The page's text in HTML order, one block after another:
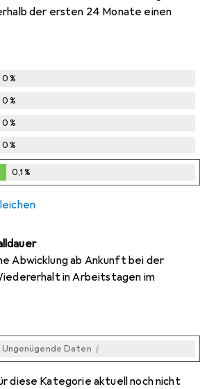
der ersten 24 Monate einen
0%
0%
0%
0%
0,1%
Abwicklung ab Ankunft bei der
in Arbeitstagen im
Ungenügende Daten i
diese Kategorie aktuell noch nicht